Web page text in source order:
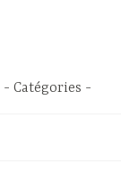
Catégories